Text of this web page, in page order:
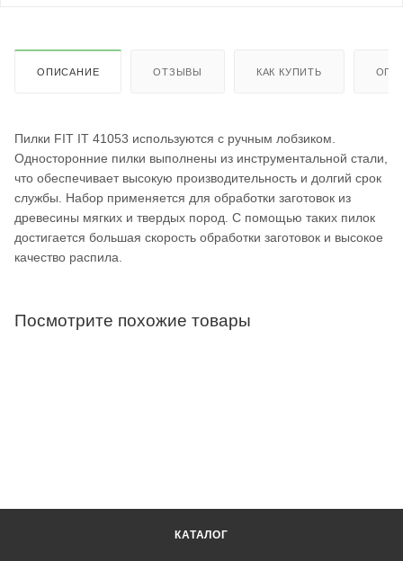
ОПИСАНИЕ ОТЗЫВЫ КАК КУПИТЬ
Пилки FIT IT 41053 используются с ручным лобзиком.
Односторонние пилки выполнены из инструментальной стали,
что обеспечивает высокую производительность и долгий срок
службы. Набор применяется для обработки заготовок из
древесины мягких и твердых пород. С помощью таких пилок
достигается большая скорость обработки заготовок и высокое
качество распила.
Посмотрите похожие товары
КАТАЛОГ